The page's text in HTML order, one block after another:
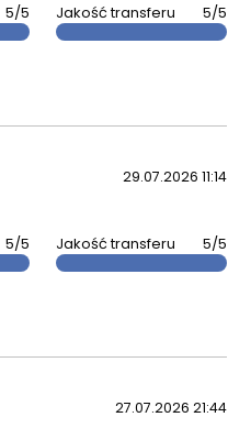
5/5 Jakość transferu 5/5
29.07.2026 11:14
5/5 Jakość transferu 5/5
27.07.2026 21:44